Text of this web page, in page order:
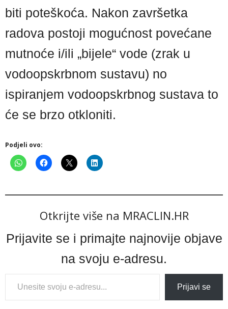
biti poteškoća. Nakon završetka
radova postoji mogućnost povećane
mutnoće i/ili „bijele“ vode (zrak u
vodoopskrbnom sustavu) no
ispiranjem vodoopskrbnog sustava to
će se brzo otkloniti.
Podjeli ovo:
Otkrijte više na MRACLIN.HR
Prijavite se i primajte najnovije objave
na svoju e-adresu.
Type
your
Prijavi se